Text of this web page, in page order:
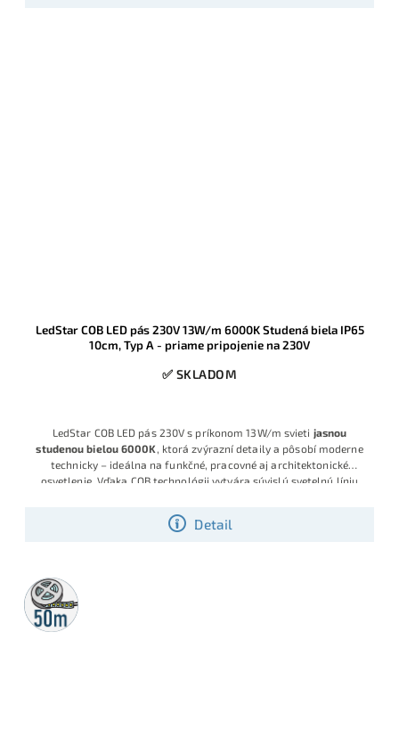
LedStar COB LED pás 230V 13W/m 6000K Studená biela IP65
10cm, Typ A - priame pripojenie na 230V
✅ SKLADOM
Detail
LedStar COB LED pás 230V s príkonom 13W/m svieti jasnou
studenou bielou 6000K
, ktorá zvýrazní detaily a pôsobí moderne
technicky – ideálna na funkčné, pracovné aj architektonické
osvetlenie. Vďaka COB technológii vytvára súvislú svetelnú líniu
10 cm, takže dĺžku vieš presne prispôsobiť projektu.
50m
rolka